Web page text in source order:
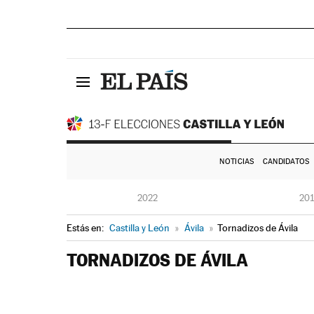
NOTICIAS CANDIDATOS
2022
Estás en: Castilla y León » Ávila » Tornadizos de Ávila
TORNADIZOS DE ÁVILA